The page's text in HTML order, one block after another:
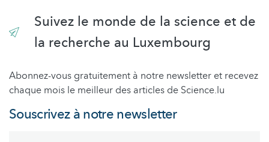
Suivez le monde de la science et de
la recherche au Luxembourg
Abonnez-vous gratuitement à notre newsletter et recevez
chaque mois le meilleur des articles de Science.lu
Souscrivez à notre newsletter